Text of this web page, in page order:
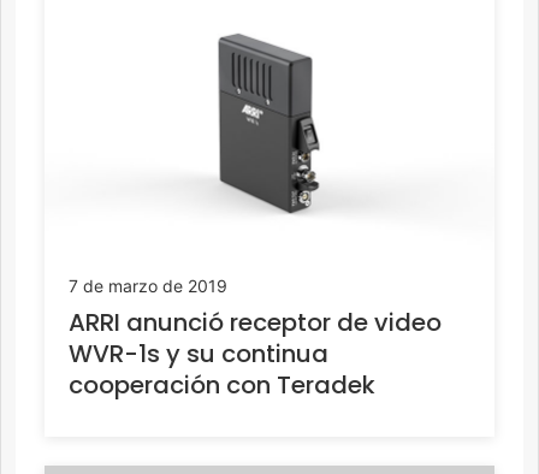
7 de marzo de 2019
ARRI anunció receptor de video
WVR-1s y su continua
cooperación con Teradek